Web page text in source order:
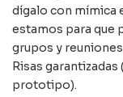
dígalo con mímica
estamos para que
grupos y
Risas
prototipo).